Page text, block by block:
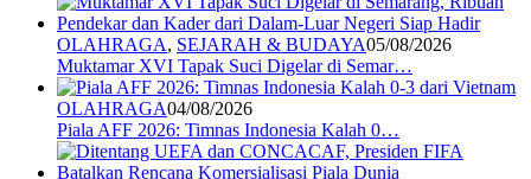
OLAHRAGA, SEJARAH & BUDAYA05/08/2026
Muktamar XVI Tapak Suci Digelar di Semar…
OLAHRAGA04/08/2026
Piala AFF 2026: Timnas Indonesia Kalah 0…